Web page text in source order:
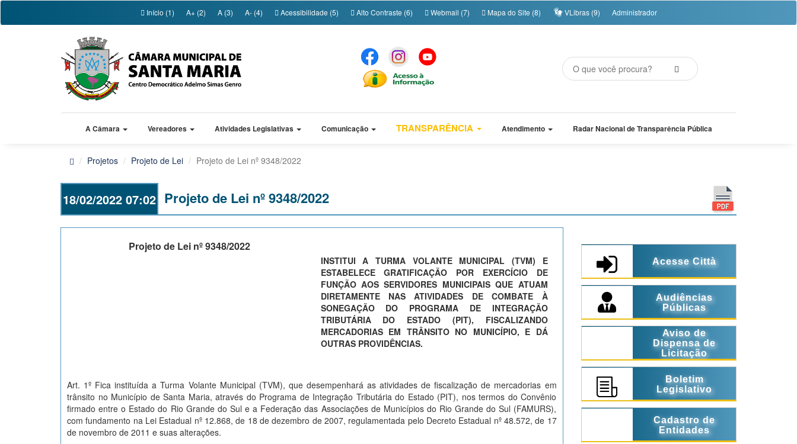
Início (1) A+ (2) A (3) A- (4) Acessibilidade (5) Alto Contraste (6) Webmail (7) Mapa do Site (8) VLibras (9) Administrador
A Câmara Vereadores Atividades Legislativas Comunicação TRANSPARÊNCIA Atendimento Radar Nacional de Transparência Pública
Projetos Projeto de Lei Projeto de Lei nº 9348/2022
18/02/2022 07:02 Projeto de Lei nº 9348/2022
Projeto de Lei nº 9348/2022
INSTITUI A TURMA VOLANTE MUNICIPAL (TVM) E
ESTABELECE GRATIFICAÇÃO POR EXERCÍCIO DE
FUNÇÃO AOSSERVIDORES MUNICIPAIS QUE ATUAM
DIRETAMENTE NAS ATIVIDADES DE COMBATE À
SONEGAÇÃO DO PROGRAMA DE INTEGRAÇÃO
TRIBUTÁRIA DO ESTADO (PIT), FISCALIZANDO
MERCADORIAS EM TRÂNSITO NO MUNICÍPIO, E DÁ
OUTRAS PROVIDÊNCIAS.
Art. 1º Fica instituída a Turma Volante Municipal (TVM), que desempenhará as atividades de fiscalização de mercadorias em
trânsito no Município de Santa Maria, através do Programa de Integração Tributária do Estado (PIT), nos termos do Convênio
firmado entre o Estado do Rio Grande do Sul e a Federação das Associações de Municípios do Rio Grande do Sul (FAMURS),
com fundamento na Lei Estadual nº 12.868, de 18 de dezembro de 2007, regulamentada pelo Decreto Estadual nº 48.572, de 17
de novembro de 2011 e suas alterações.
Acesse Città
Audiências
Públicas
Aviso de
Dispensa de
Licitação
Boletim
Legislativo
Cadastro de
Entidades